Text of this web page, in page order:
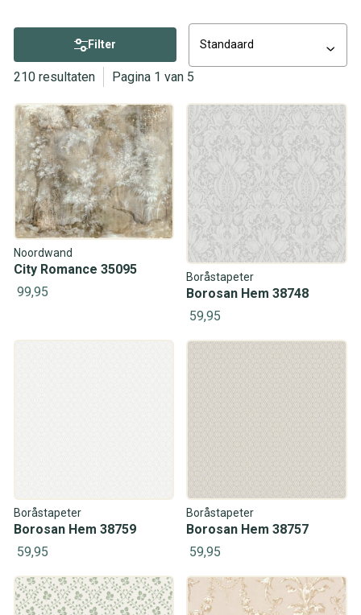
Filter
210 resultaten Pagina 1 van 5
Standaard
Noordwand
City Romance 35095
99,95
Boråstapeter
Borosan Hem 38748
59,95
Boråstapeter
Borosan Hem 38759
59,95
Boråstapeter
Borosan Hem 38757
59,95